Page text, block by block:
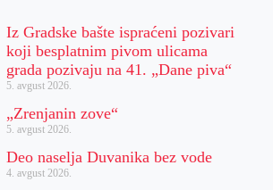
Iz Gradske bašte ispraćeni pozivari
koji besplatnim pivom ulicama
grada pozivaju na 41. „Dane piva“
5. avgust 2026.
„Zrenjanin zove“
5. avgust 2026.
Deo naselja Duvanika bez vode
4. avgust 2026.